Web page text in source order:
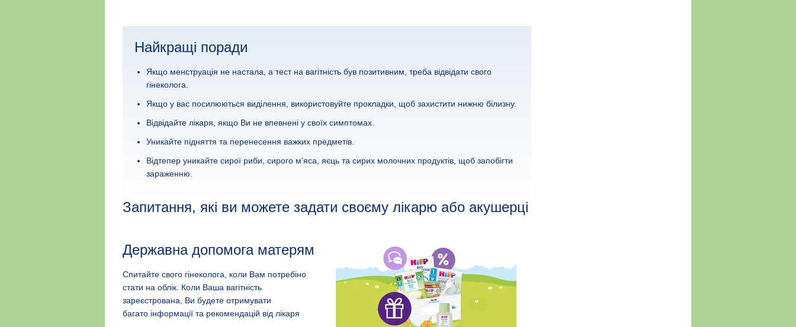
Найкращі поради
Якщо менструація не настала, а тест на вагітність був позитивним, треба відвідати свого
гінеколога.
Якщо у вас посилюються виділення, використовуйте прокладки, щоб захистити нижню білизну.
Відвідайте лікаря, якщо Ви не впевнені у своїх симптомах.
Уникайте підняття та перенесення важких предметів.
Відтепер уникайте сирої риби, сирого м’яса, яєць та сирих молочних продуктів, щоб запобігти
зараженню.
Запитання, які ви можете задати своєму лікарю або акушерці
Державна допомога матерям
Спитайте свого гінеколога, коли Вам потребіно
стати на облік. Коли Ваша вагітність
зареєстрована, Ви будете отримувати
багато інформації та рекомендацій від лікаря